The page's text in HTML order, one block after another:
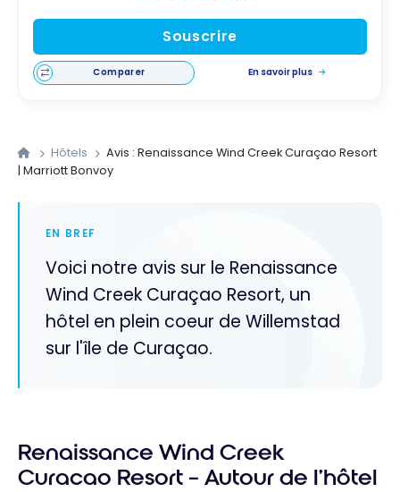
Souscrire
Comparer En savoir plus
Hôtels
Avis : Renaissance Wind Creek Curaçao Resort
| Marriott Bonvoy
EN BREF
Voici notre avis sur le Renaissance
Wind Creek Curaçao Resort, un
hôtel en plein coeur de Willemstad
sur l'île de Curaçao.
Renaissance Wind Creek
Curacao Resort – Autour de l’hôtel